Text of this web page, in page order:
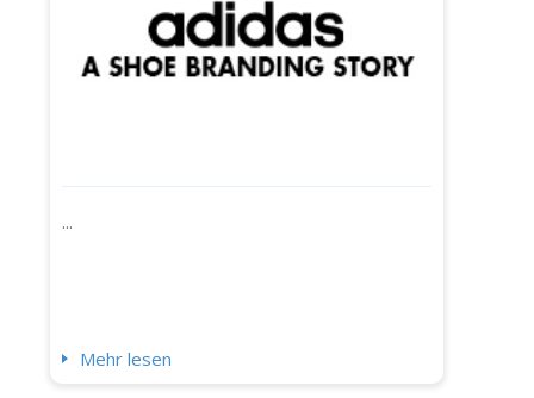
...
Mehr lesen